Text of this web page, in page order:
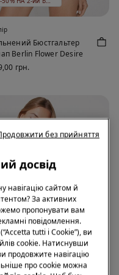
Бюстгальтер
Berlin Flower Desire
грн.
ПЕРЕРОБЛЕНЕ МЕРЕЖИВО
-50% НА 2-ий БЮСТГАЛЬТЕР
досвід
навігацію сайтом й
За активних
пропонувати вам
повідомлення.
tutti i Cookie”), ви
cookie. Натиснувши
продовжите навігацію
про cookie можна
без прийняття